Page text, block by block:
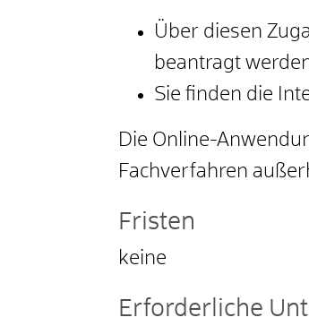
Über diesen
beantragt
Sie finden die
Die Online-
Fachverfahren
Fristen
keine
Erforderliche